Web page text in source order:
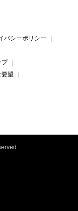
バシーポリシー
プ
要望